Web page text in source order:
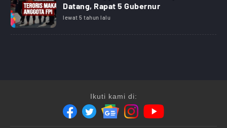
Datang, Rapat 5 Gubernur
lewat 5 tahun lalu
Ikuti kami di: